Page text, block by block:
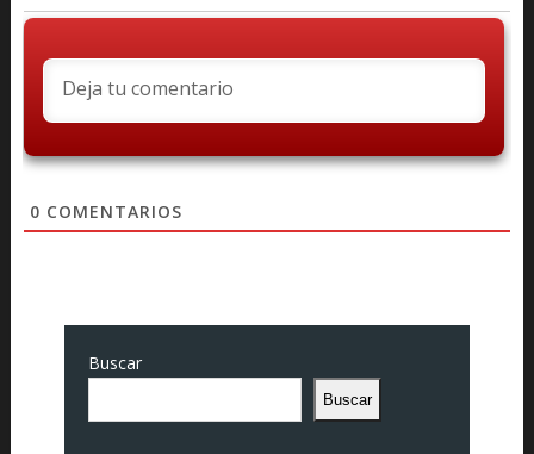
0 COMENTARIOS
Buscar
Buscar